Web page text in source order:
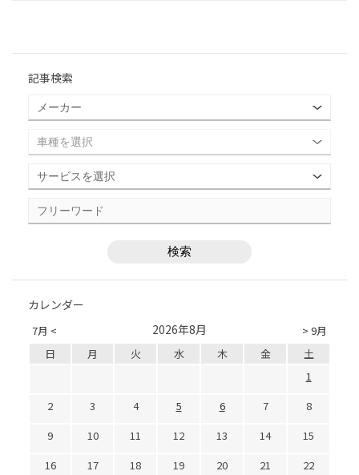
記事検索
カレンダー
7月 < > 9月
2026年8月
日 月 火 水 木 金
土
1
2
3 4 5 6 7
8
9
10 11 12 13 14
15
16
17 18 19 20 21
22